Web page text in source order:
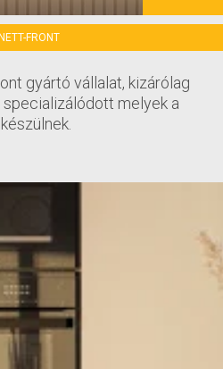
NETT-FRONT
gyártó vállalat, kizárólag
melyek a